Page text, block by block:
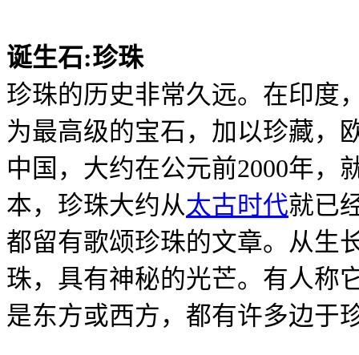
诞生石:珍珠
珍珠的历史非常久远。在印度
为最高级的宝石，加以珍藏，
中国，大约在公元前2000年，
本，珍珠大约从太古时代就已
都留有歌颂珍珠的文章。从生
珠，具有神秘的光芒。有人称
是东方或西方，都有许多边于